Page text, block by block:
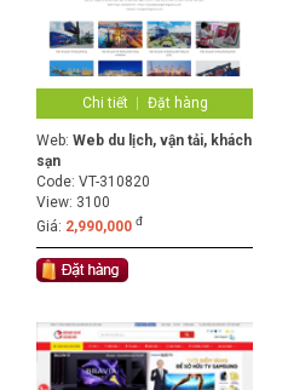
Chi tiết Đặt hàng
Web: Web du lịch, vận tải, khách
sạn
Code: VT-310820
View: 3100
Giá: 2,990,000 đ